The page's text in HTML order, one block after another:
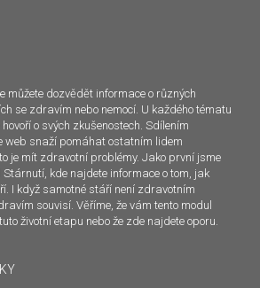
můžete dozvědět informace o různých
se zdravím nebo nemocí. U každého tématu
o svých zkušenostech. Sdílením
web snaží pomáhat ostatním lidem
je mít zdravotní problémy. Jako první jsme
kde najdete informace o tom, jak
I když samotné stáří není zdravotním
souvisí. Věříme, že vám tento modul
životní etapu nebo že zde najdete oporu.